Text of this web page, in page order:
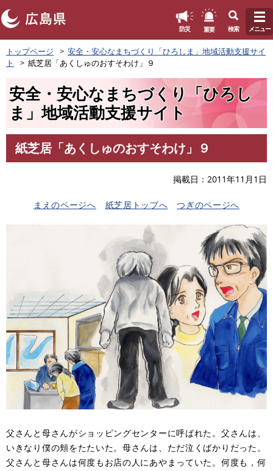
ペ
ー
ジ
す
防災 重要 検索 メニュー
トップページ
安全・安心なまちづくり「ひろしま」地域活動支援サイ
ト
紙芝居「あくしゅのおすそわけ」９
安全・安心なまちづくり「ひろし
ま」地域活動支援サイト
文
紙芝居「あくしゅのおすそわけ」９
掲載日 2011年11月1日
まえのページへ 紙芝居トップへ つぎのページへ
父さんと母さんがショッピングセンターに呼ばれた。父さんは、
いきなり僕の頬をたたいた。母さんは、ただ泣くばかりだった。
父さんと母さんは何度もお店の人にあやまっていた。何度も，何